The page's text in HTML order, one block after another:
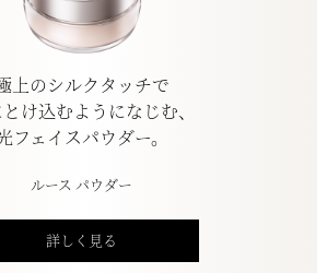
上のシルクタッチで
け込むようになじむ、
フェイスパウダー。
ルース パウダー
詳しく見る